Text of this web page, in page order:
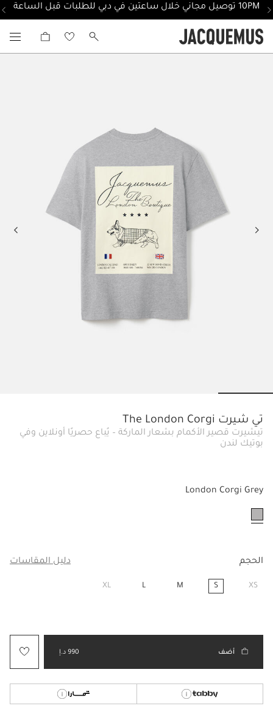
10PM توصيل مجاني خلال ساعتين في دبي للطلبات قبل الساعة
تي شيرت The London Corgi
تيشيرت قصير الأكمام بشعار الماركة – يُباع حصريًا أونلاين وفي
بوتيك لندن
London Corgi Grey
الحجم دليل المقاسات
XS
S
M
L
XL
أضف 990 د.إ